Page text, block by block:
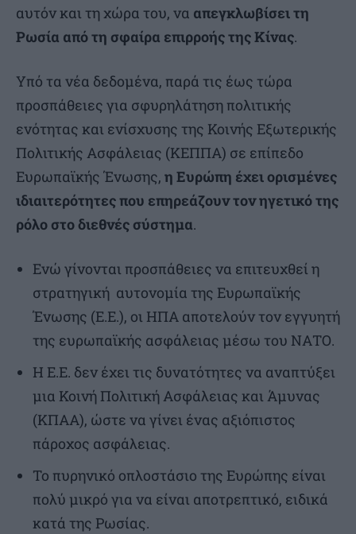
αυτόν και τη χώρα του, να απεγκλωβίσει τη
Ρωσία από τη σφαίρα επιρροής της Κίνας.
Υπό τα νέα δεδομένα, παρά τις έως τώρα
προσπάθειες για σφυρηλάτηση πολιτικής
ενότητας και ενίσχυσης της Κοινής Εξωτερικής
Πολιτικής Ασφάλειας (ΚΕΠΠΑ) σε επίπεδο
Ευρωπαϊκής Ένωσης, η Ευρώπη έχει ορισμένες
ιδιαιτερότητες που επηρεάζουν τον ηγετικό της
ρόλο στο διεθνές σύστημα.
Ενώ γίνονται προσπάθειες να επιτευχθεί η
στρατηγική αυτονομία της Ευρωπαϊκής
Ένωσης (Ε.Ε.), οι ΗΠΑ αποτελούν τον εγγυητή
της ευρωπαϊκής ασφάλειας μέσω του ΝΑΤΟ.
Η Ε.Ε. δεν έχει τις δυνατότητες να αναπτύξει
μια Κοινή Πολιτική Ασφάλειας και Άμυνας
(ΚΠΑΑ), ώστε να γίνει ένας αξιόπιστος
πάροχος ασφάλειας.
Το πυρηνικό οπλοστάσιο της Ευρώπης είναι
πολύ μικρό για να είναι αποτρεπτικό, ειδικά
κατά της Ρωσίας.